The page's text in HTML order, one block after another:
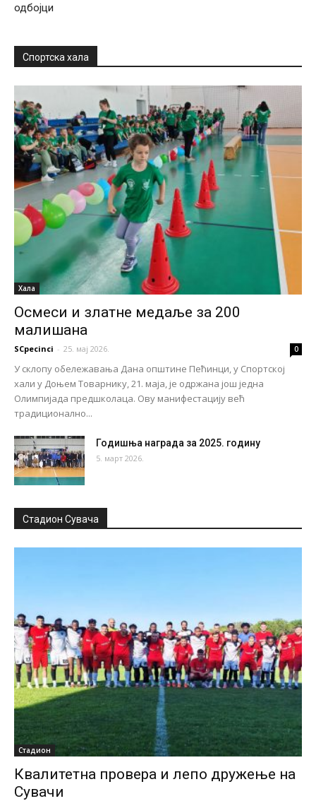
одбојци
Спортска хала
Хала
Осмеси и златне медаље за 200
малишана
SCpecinci - 25. мај 2026. 0
У склопу обележавања Дана општине Пећинци, у Спортској
хали у Доњем Товарнику, 21. маја, је одржана још једна
Олимпијада предшколаца. Ову манифестацију већ
традиционално...
Годишња награда за 2025. годину
5. март 2026.
Стадион Сувача
Стадион
Квалитетна провера и лепо дружење на
Сувачи